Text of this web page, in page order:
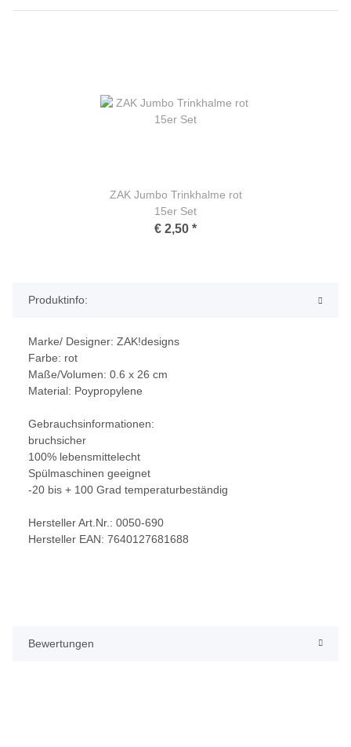
Produktinfo:
Marke/ Designer: ZAK!designs
Farbe: rot
Maße/Volumen: 0.6 x 26 cm
Material: Poypropylene
Gebrauchsinformationen:
bruchsicher
100% lebensmittelecht
Spülmaschinen geeignet
-20 bis + 100 Grad temperaturbeständig
Hersteller Art.Nr.: 0050-690
Hersteller EAN: 7640127681688
Bewertungen
ZAK Jumbo Trinkhalme rot
15er Set
€ 2,50 *